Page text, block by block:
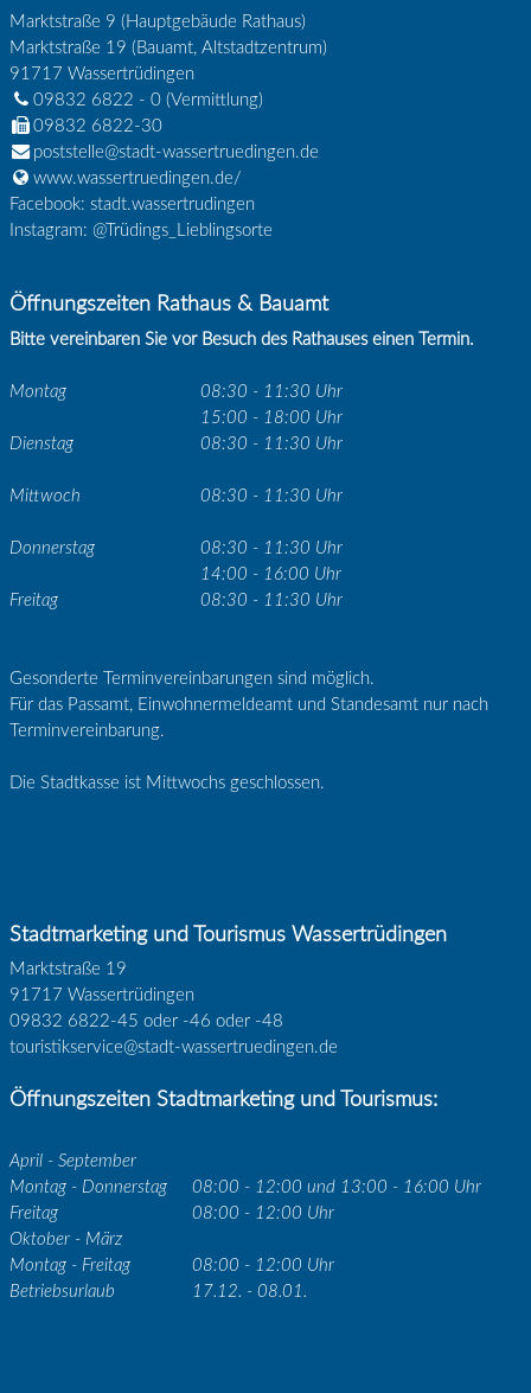
Marktstraße 9 (Hauptgebäude Rathaus)
Marktstraße 19 (Bauamt, Altstadtzentrum)
91717 Wassertrüdingen
09832 6822 - 0(Vermittlung)
09832 6822-30
poststelle@stadt-wassertruedingen.de
www.wassertruedingen.de/
Facebook: stadt.wassertrudingen
Instagram: @Trüdings_Lieblingsorte
Öffnungszeiten Rathaus & Bauamt
Bitte vereinbaren Sie vor Besuch des Rathauses einen Termin.
Montag
08:30 - 11:30 Uhr
15:00 - 18:00 Uhr
Dienstag
08:30 - 11:30 Uhr
Mittwoch 08:30 - 11:30 Uhr
Donnerstag
08:30 - 11:30 Uhr
14:00 - 16:00 Uhr
Freitag
08:30 - 11:30 Uhr
Gesonderte Terminvereinbarungen sind möglich.
Für das Passamt, Einwohnermeldeamt und Standesamt nur nach
Terminvereinbarung.
Die Stadtkasse ist Mittwochs geschlossen.
Stadtmarketing und Tourismus Wassertrüdingen
Marktstraße 19
91717 Wassertrüdingen
09832 6822-45 oder -46 oder -48
touristikservice@stadt-wassertruedingen.de
Öffnungszeiten Stadtmarketing und Tourismus:
April - September
Montag - Donnerstag
08:00 - 12:00 und 13:00 - 16:00 Uhr
Freitag
08:00 - 12:00 Uhr
Oktober - März
Montag - Freitag
08:00 - 12:00 Uhr
Betriebsurlaub
17.12. - 08.01.